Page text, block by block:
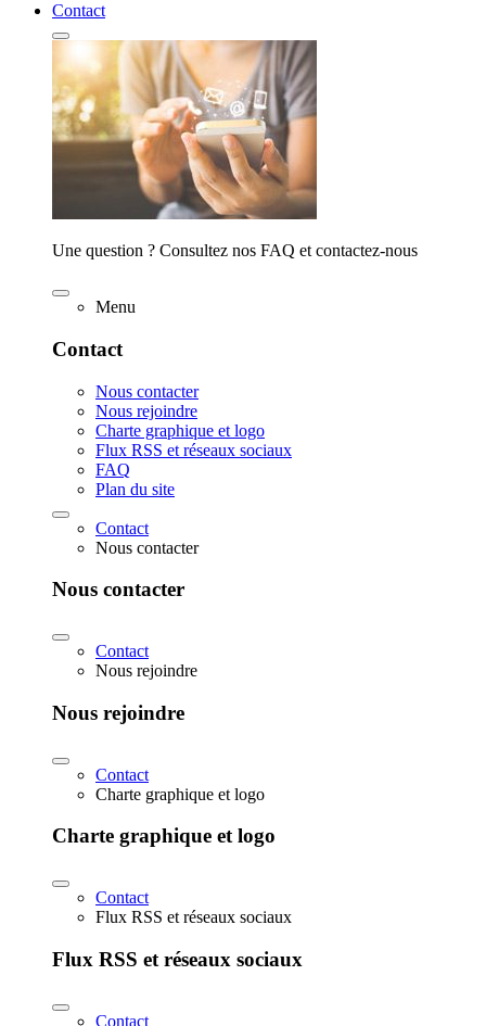
Contact
Une question ? Consultez nos FAQ et contactez-nous
Menu
Contact
Nous contacter
Nous rejoindre
Charte graphique et logo
Flux RSS et réseaux sociaux
FAQ
Plan du site
Contact
Nous contacter
Nous contacter
Contact
Nous rejoindre
Nous rejoindre
Contact
Charte graphique et logo
Charte graphique et logo
Contact
Flux RSS et réseaux sociaux
Flux RSS et réseaux sociaux
Contact